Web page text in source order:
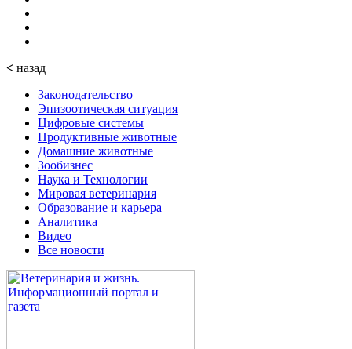
< назад
Законодательство
Эпизоотическая ситуация
Цифровые системы
Продуктивные животные
Домашние животные
Зообизнес
Наука и Технологии
Мировая ветеринария
Образование и карьера
Аналитика
Видео
Все новости